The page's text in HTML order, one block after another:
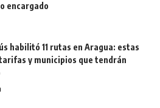
encargado
habilitó 11 rutas en Aragua: estas
y municipios que tendrán